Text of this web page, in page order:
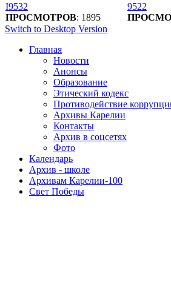
I9532
ПРОСМОТРОВ: 1895
9522
Switch to Desktop Version
Главная
Новости
Анонсы
Образование
Этический кодекс
Противодействие
Архивы Карелии
Контакты
Архив в соцсетях
Фото
Календарь
Архив - школе
Архивам Карелии-100
Свет Победы